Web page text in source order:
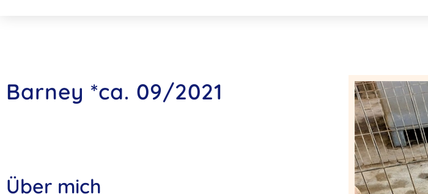
Barney *ca. 09/2021
Über mich